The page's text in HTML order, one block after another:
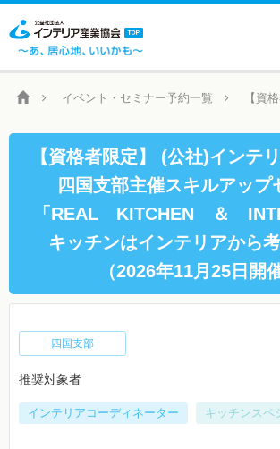
イベント・セミナー予約一覧 【資
【資格者限定】 (公社)インテ
四国支部主催スキルアップ
「REAL KITCHEN ＆
キッチンはインテリアから考
（2026年11月25日開催
四国支部
推奨対象者
インテリアコーディネーター キッチンスペ